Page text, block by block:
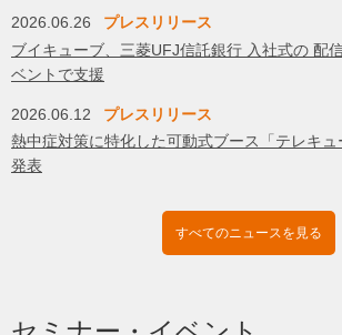
2026.06.26
プレスリリース
ブイキューブ、三菱UFJ信託銀行 入社式の 配
ベントで支援
2026.06.12
プレスリリース
熱中症対策に特化した可動式ブース「テレキ
発表
すべてのニュースを見る